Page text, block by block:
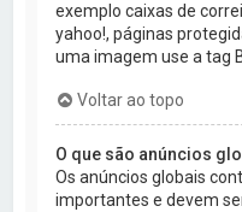
exemplo caixas de
yahoo!, páginas
uma imagem use a tag
Voltar ao topo
O que são anúncios
Os anúncios globais
importantes e devem